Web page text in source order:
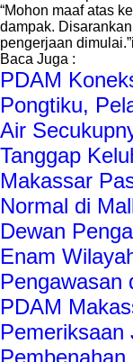
“Mohon maaf atas
dampak.
pengerjaan
Baca Juga :
PDAM
Pongtiku,
Air
Tanggap
Makassar
Normal di
Dewan
Enam
Pengawasan
PDAM
Pemeriksaan